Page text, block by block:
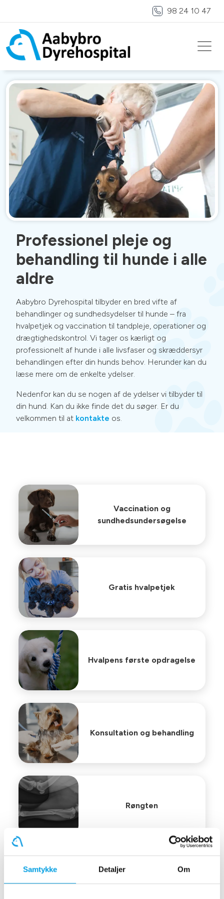
Samtykke Detaljer Om
98 24 10 47
Professionel pleje og
behandling til hunde i alle
aldre
Aabybro Dyrehospital tilbyder en bred vifte af
behandlinger og sundhedsydelser til hunde – fra
hvalpetjek og vaccination til tandpleje, operationer og
drægtighedskontrol. Vi tager os kærligt og
professionelt af hunde i alle livsfaser og skræddersyr
behandlingen efter din hunds behov. Herunder kan du
læse mere om de enkelte ydelser.
Nedenfor kan du se nogen af de ydelser vi tilbyder til
din hund. Kan du ikke finde det du søger. Er du
velkommen til at kontakte os.
Vaccination og
sundhedsundersøgelse
Gratis hvalpetjek
Hvalpens første opdragelse
Konsultation og behandling
Røngten